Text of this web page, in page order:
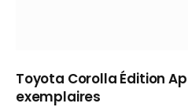
Toyota Corolla Édition
exemplaires